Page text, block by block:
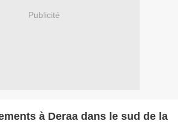
Publicité
à Deraa dans le sud de la